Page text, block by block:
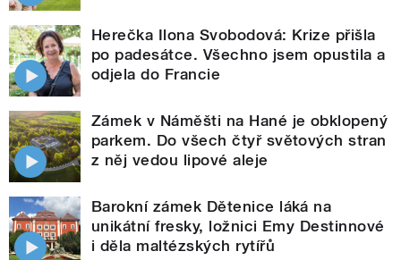
Herečka Ilona Svobodová: Krize přišla
po padesátce. Všechno jsem opustila a
odjela do Francie
Zámek v Náměšti na Hané je obklopený
parkem. Do všech čtyř světových stran
z něj vedou lipové aleje
Barokní zámek Dětenice láká na
unikátní fresky, ložnici Emy Destinnové
i děla maltézských rytířů